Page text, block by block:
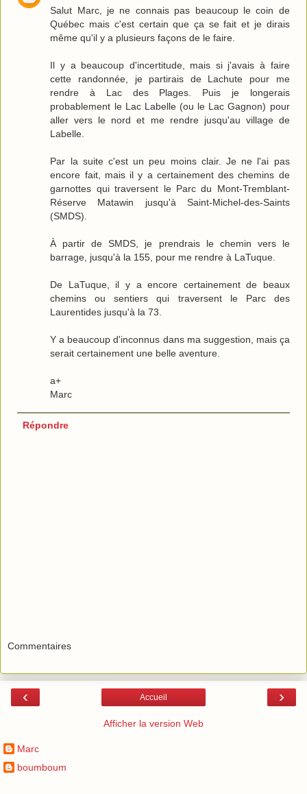
Salut Marc, je ne connais pas beaucoup le coin de
Québec mais c'est certain que ça se fait et je dirais
même qu'il y a plusieurs façons de le faire.
Il y a beaucoup d'incertitude, mais si j'avais à faire
cette randonnée, je partirais de Lachute pour me
rendre à Lac des Plages. Puis je longerais
probablement le Lac Labelle (ou le Lac Gagnon) pour
aller vers le nord et me rendre jusqu'au village de
Labelle.
Par la suite c'est un peu moins clair. Je ne l'ai pas
encore fait, mais il y a certainement des chemins de
garnottes qui traversent le Parc du Mont-Tremblant-
Réserve Matawin jusqu'à Saint-Michel-des-Saints
(SMDS).
À partir de SMDS, je prendrais le chemin vers le
barrage, jusqu'à la 155, pour me rendre à LaTuque.
De LaTuque, il y a encore certainement de beaux
chemins ou sentiers qui traversent le Parc des
Laurentides jusqu'à la 73.
Y a beaucoup d'inconnus dans ma suggestion, mais ça
serait certainement une belle aventure.
a+
Marc
Répondre
Commentaires
‹ ›
Accueil
Afficher la version Web
Marc
boumboum